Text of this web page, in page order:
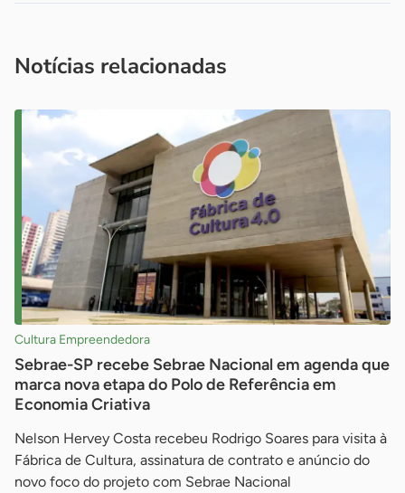
Notícias relacionadas
Cultura Empreendedora
Sebrae-SP recebe Sebrae Nacional em agenda que
marca nova etapa do Polo de Referência em
Economia Criativa
Nelson Hervey Costa recebeu Rodrigo Soares para visita à
Fábrica de Cultura, assinatura de contrato e anúncio do
novo foco do projeto com Sebrae Nacional